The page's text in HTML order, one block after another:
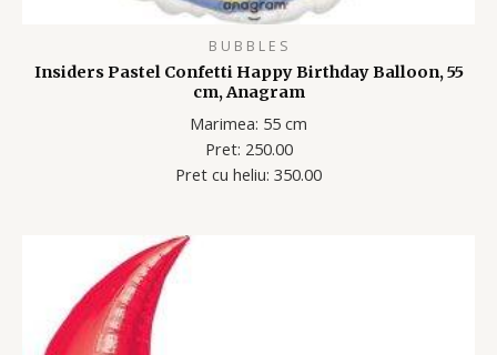
B U B B L E S
Insiders Pastel Confetti Happy Birthday Balloon, 55
cm, Anagram
Marimea: 55 cm
Pret: 250.00
Pret cu heliu: 350.00